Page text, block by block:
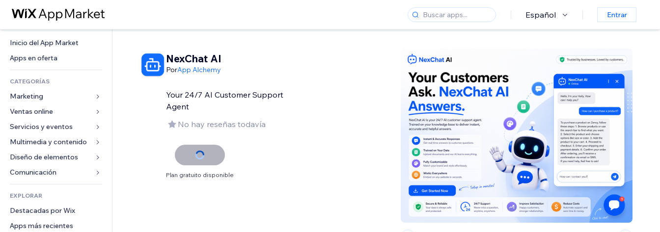
Español Entrar
Inicio del App Market
Apps en oferta
CATEGORÍAS
Marketing
Anuncios
Móvil
Analíticas
Anuncios del sitio
Email
Ventas online
Apps para tiendas
Envíos y entregas
Botones de venta
Contabilidad
Cupones y fidelización
Almacenamiento de mercancía
Servicios y eventos
Hoteles
Eventos
Restaurantes
Inmobiliarias
Reservas
Multimedia y contenido
Galerías
Música
Pódcast
Fotografía
Video
PDF
Diseño de elementos
Mapas y navegación
Privacidad y seguridad
Reloj
Plantillas para páginas
Efectos de imágenes
Formularios
Encuestas
Chat
EXPLORAR
Destacadas por Wix
Apps más recientes
NexChat AI
PorApp Alchemy
Your 24/7 AI Customer Support
Agent
No hay reseñas todavía
Plan gratuito disponible